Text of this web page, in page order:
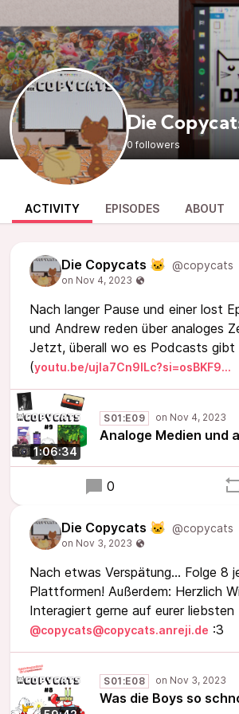
Die
0 followers
ACTIVITY EPISODES ABOUT
Die Copycats 🐱 @copycats
Nach langer Pause und einer lost
und Andrew reden über analoges
Jetzt, überall wo es Podcasts gibt
(youtu.be/ujla7Cn9ILc?si=osBKF9…
1:06:34
S01:E09
Analoge Medien und
0
Die Copycats 🐱 @copycats
Nach etwas Verspätung... Folge
Plattformen! Außerdem: Herzlich
Interagiert gerne auf eurer
@copycats@copycats.anreji.de :3
S01:E08
Was die Boys so